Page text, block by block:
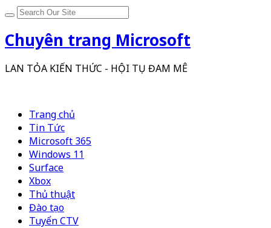
Chuyên trang Microsoft
LAN TỎA KIẾN THỨC - HỘI TỤ ĐAM MÊ
Trang chủ
Tin Tức
Microsoft 365
Windows 11
Surface
Xbox
Thủ thuật
Đào tạo
Tuyển CTV